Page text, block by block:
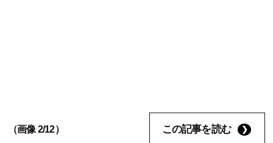
（画像 2/12） この記事を読む